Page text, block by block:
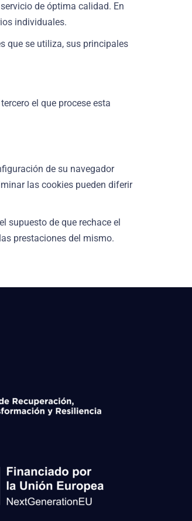
de óptima calidad. En
individuales.
que se utiliza, sus principales
el que procese esta
de su navegador
las cookies pueden diferir
supuesto de que rechace el
prestaciones del mismo.